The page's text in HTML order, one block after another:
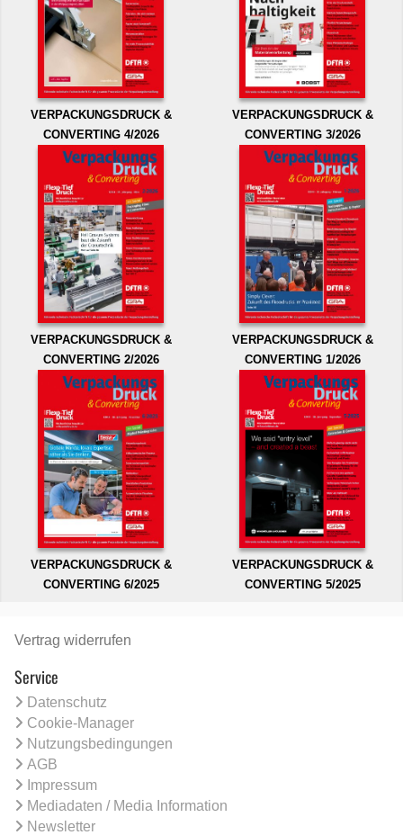
VERPACKUNGSDRUCK &
CONVERTING 4/2026
VERPACKUNGSDRUCK &
CONVERTING 3/2026
VERPACKUNGSDRUCK &
CONVERTING 2/2026
VERPACKUNGSDRUCK &
CONVERTING 1/2026
VERPACKUNGSDRUCK &
CONVERTING 6/2025
VERPACKUNGSDRUCK &
CONVERTING 5/2025
Vertrag widerrufen
Service
Datenschutz
Cookie-Manager
Nutzungsbedingungen
AGB
Impressum
Mediadaten / Media Information
Newsletter